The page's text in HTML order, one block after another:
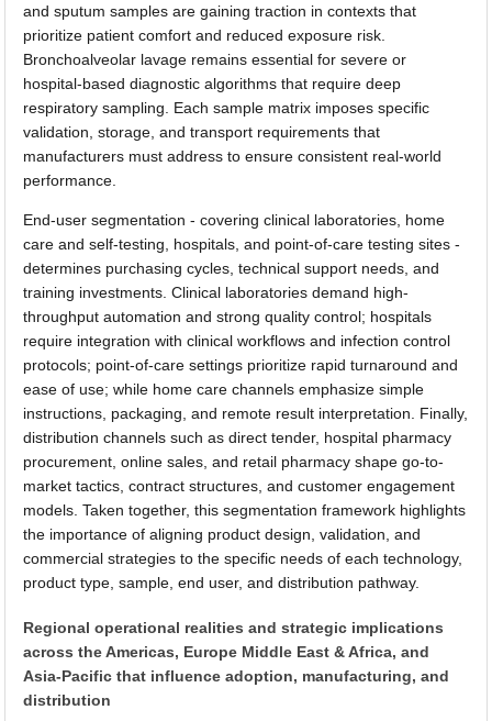
and sputum samples are gaining traction in contexts that
prioritize patient comfort and reduced exposure risk.
Bronchoalveolar lavage remains essential for severe or
hospital-based diagnostic algorithms that require deep
respiratory sampling. Each sample matrix imposes specific
validation, storage, and transport requirements that
manufacturers must address to ensure consistent real-world
performance.
End-user segmentation - covering clinical laboratories, home
care and self-testing, hospitals, and point-of-care testing sites -
determines purchasing cycles, technical support needs, and
training investments. Clinical laboratories demand high-
throughput automation and strong quality control; hospitals
require integration with clinical workflows and infection control
protocols; point-of-care settings prioritize rapid turnaround and
ease of use; while home care channels emphasize simple
instructions, packaging, and remote result interpretation. Finally,
distribution channels such as direct tender, hospital pharmacy
procurement, online sales, and retail pharmacy shape go-to-
market tactics, contract structures, and customer engagement
models. Taken together, this segmentation framework highlights
the importance of aligning product design, validation, and
commercial strategies to the specific needs of each technology,
product type, sample, end user, and distribution pathway.
Regional operational realities and strategic implications
across the Americas, Europe Middle East & Africa, and
Asia-Pacific that influence adoption, manufacturing, and
distribution